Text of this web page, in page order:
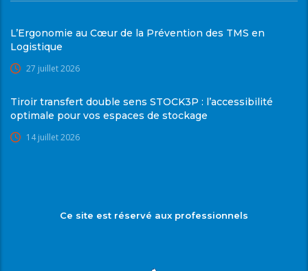
L’Ergonomie au Cœur de la Prévention des TMS en
Logistique
27 juillet 2026
Tiroir transfert double sens STOCK3P : l’accessibilité
optimale pour vos espaces de stockage
14 juillet 2026
Ce site est réservé aux professionnels